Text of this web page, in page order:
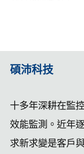
碩沛科技
十多年深耕在監
效能監測。近年
求新求變是客戶